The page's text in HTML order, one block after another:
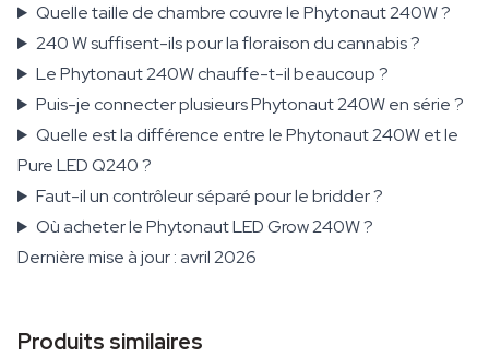
Quelle taille de chambre couvre le Phytonaut 240W ?
240 W suffisent-ils pour la floraison du cannabis ?
Le Phytonaut 240W chauffe-t-il beaucoup ?
Puis-je connecter plusieurs Phytonaut 240W en série ?
Quelle est la différence entre le Phytonaut 240W et le
Pure LED Q240 ?
Faut-il un contrôleur séparé pour le bridder ?
Où acheter le Phytonaut LED Grow 240W ?
Dernière mise à jour : avril 2026
Produits similaires